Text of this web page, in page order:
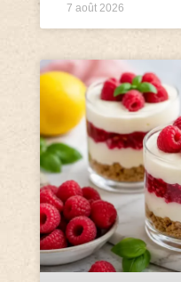
7 août 2026